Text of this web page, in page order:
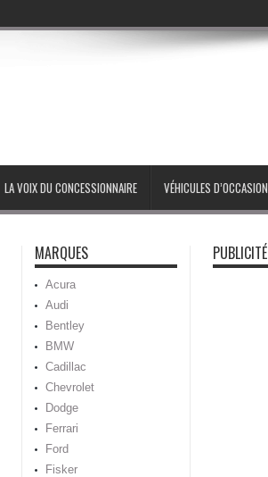
LA VOIX DU CONCESSIONNAIRE VÉHICULES D’OCCASION
MARQUES
Acura
Audi
Bentley
BMW
Cadillac
Chevrolet
Dodge
Ferrari
Ford
Fisker
PUBLICITÉ